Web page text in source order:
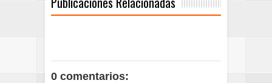
0 comentarios: